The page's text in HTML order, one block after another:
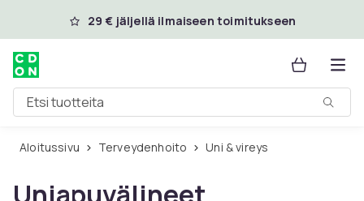
Ohita ja siirry pääsisältöön
29 € jäljellä ilmaiseen toimitukseen
Etsi tuotteita
Aloitussivu Terveydenhoito Uni & vireys